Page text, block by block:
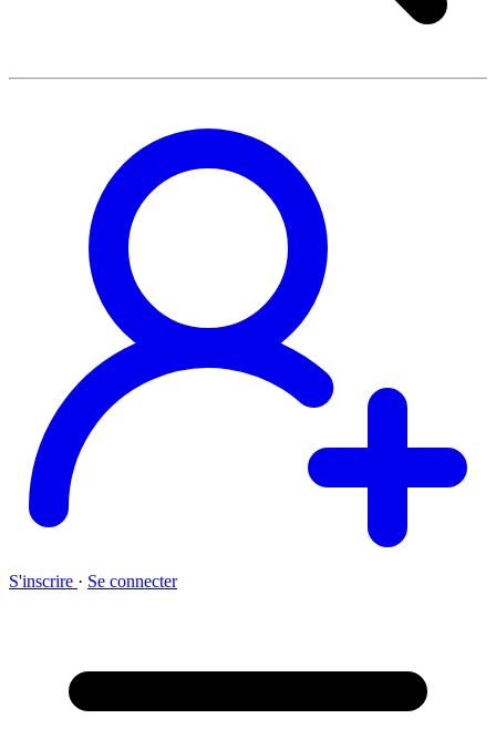
S'inscrire · Se connecter